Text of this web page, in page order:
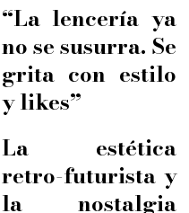
“La lencería ya
no se susurra. Se
grita con estilo
y likes”
La estética
retro-futurista y
la nostalgia